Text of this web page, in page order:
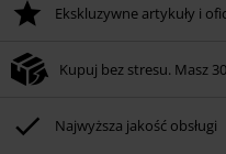
Ekskluzywne artykuły i
Kupuj bez stresu. Masz
Najwyższa jakość obsługi